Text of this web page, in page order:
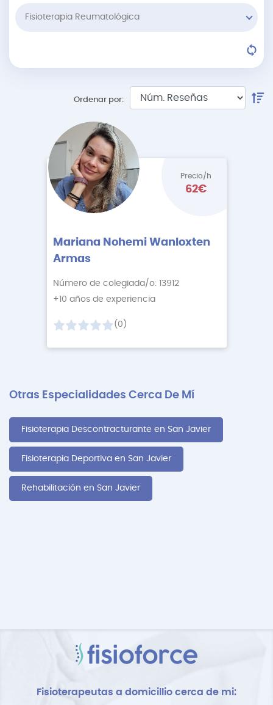
Fisioterapia Reumatológica
Ordenar por:
Precio/h
62€
Mariana Nohemi Wanloxten
Armas
Número de colegiada/o: 13912
+10 años de experiencia
(0)
Otras Especialidades Cerca De Mí
Fisioterapia Descontracturante en San Javier
Fisioterapia Deportiva en San Javier
Rehabilitación en San Javier
Fisioterapeutas a domicillio cerca de mi: